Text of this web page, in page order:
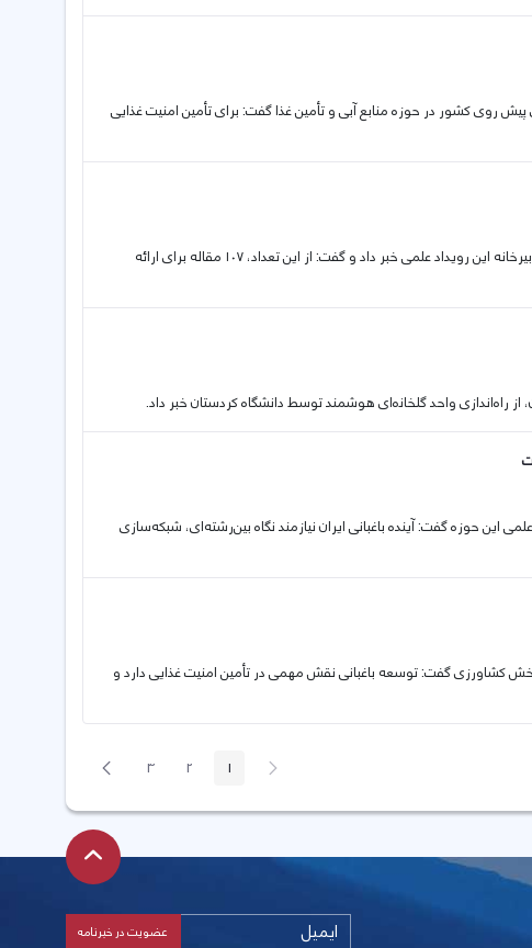
روی کشور در حوزه منابع آبی و تأمین غذا گفت: برای تأمین امنیت غذایی
دبیر علمی چهاردهمین کنگره علوم باغبانی ایران از ارسال ۷۰۷ مقاله به دبیرخانه این رویداد علمی خبر داد و گفت: از این تعداد، ۱۰۷ مقاله برای ارائه
راەاندازی واحد گلخانە‌ای هوشمند توسط دانشگاە کردستان خبر داد.
این حوزه گفت: آینده باغبانی ایران نیازمند نگاه بین‌رشته‌ای، شبکه‌سازی
کشاورزی گفت: توسعه باغبانی نقش مهمی در تأمین امنیت غذایی دارد و
پیغام
قبلی صفحه1 صفحه2 صفحه3 صفحه
بعد